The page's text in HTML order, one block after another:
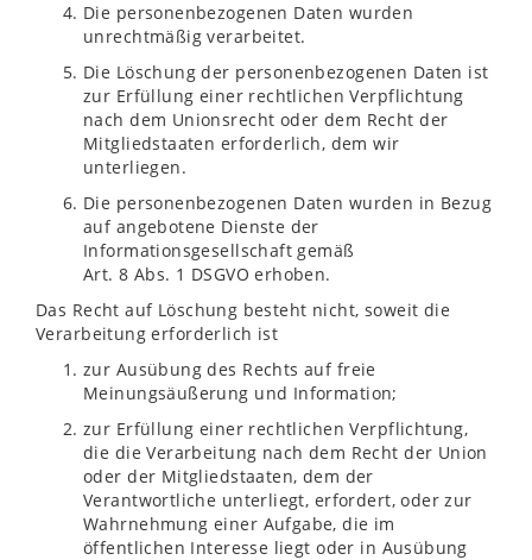
Die personenbezogenen Daten wurden
unrechtmäßig verarbeitet.
Die Löschung der personenbezogenen Daten ist
zur Erfüllung einer rechtlichen Verpflichtung
nach dem Unionsrecht oder dem Recht der
Mitgliedstaaten erforderlich, dem wir
unterliegen.
Die personenbezogenen Daten wurden in Bezug
auf angebotene Dienste der
Informationsgesellschaft gemäß
Art. 8 Abs. 1 DSGVO erhoben.
Das Recht auf Löschung besteht nicht, soweit die
Verarbeitung erforderlich ist
zur Ausübung des Rechts auf freie
Meinungsäußerung und Information;
zur Erfüllung einer rechtlichen Verpflichtung,
die die Verarbeitung nach dem Recht der Union
oder der Mitgliedstaaten, dem der
Verantwortliche unterliegt, erfordert, oder zur
Wahrnehmung einer Aufgabe, die im
öffentlichen Interesse liegt oder in Ausübung